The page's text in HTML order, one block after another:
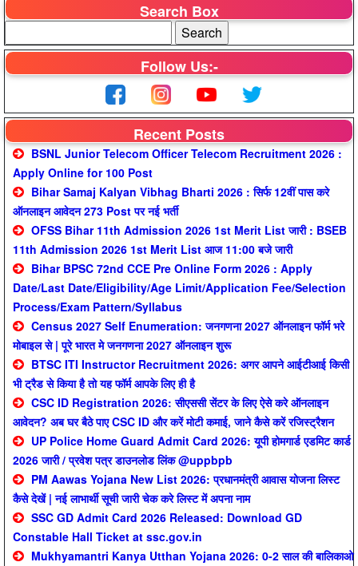
Search Box
Follow Us:-
Recent Posts
BSNL Junior Telecom Officer Telecom Recruitment 2026 :
Apply Online for 100 Post
Bihar Samaj Kalyan Vibhag Bharti 2026 : सिर्फ 12वीं पास करे
ऑनलाइन आवेदन 273 Post पर नई भर्ती
OFSS Bihar 11th Admission 2026 1st Merit List जारी : BSEB
11th Admission 2026 1st Merit List आज 11:00 बजे जारी
Bihar BPSC 72nd CCE Pre Online Form 2026 : Apply
Date/Last Date/Eligibility/Age Limit/Application Fee/Selection
Process/Exam Pattern/Syllabus
Census 2027 Self Enumeration: जनगणना 2027 ऑनलाइन फॉर्म भरे
मोबाइल से | पूरे भारत मे जनगणना 2027 ऑनलाइन शुरू
BTSC ITI Instructor Recruitment 2026: अगर आपने आईटीआई किसी
भी ट्रैड से किया है तो यह फॉर्म आपके लिए ही है
CSC ID Registration 2026: सीएससी सेंटर के लिए ऐसे करे ऑनलाइन
आवेदन? अब घर बैठे पाए CSC ID और करें मोटी कमाई, जाने कैसे करें रजिस्ट्रैशन
UP Police Home Guard Admit Card 2026: यूपी होमगार्ड एडमिट कार्ड
2026 जारी / प्रवेश पत्र डाउनलोड लिंक @uppbpb
PM Aawas Yojana New List 2026: प्रधानमंत्री आवास योजना लिस्ट
कैसे देखें | नई लाभार्थी सूची जारी चेक करे लिस्ट में अपना नाम
SSC GD Admit Card 2026 Released: Download GD
Constable Hall Ticket at ssc.gov.in
Mukhyamantri Kanya Utthan Yojana 2026: 0-2 साल की बालिकाओ